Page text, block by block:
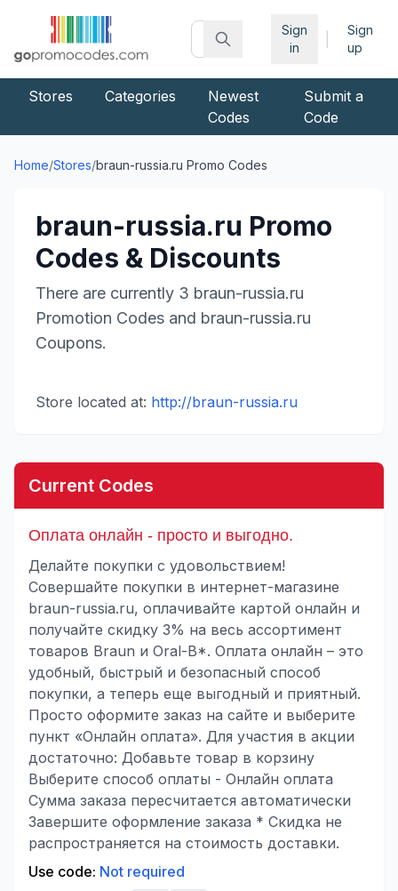
Sign
in
Sign
up
Stores Categories
Newest
Codes
Submit a
Code
Home/Stores/braun-russia.ru Promo Codes
braun-russia.ru Promo
Codes & Discounts
There are currently 3 braun-russia.ru
Promotion Codes and braun-russia.ru
Coupons.
Store located at: http://braun-russia.ru
Current Codes
Оплата онлайн - просто и выгодно.
Делайте покупки с удовольствием!
Совершайте покупки в интернет-магазине
braun-russia.ru, оплачивайте картой онлайн и
получайте скидку 3% на весь ассортимент
товаров Braun и Oral-B*. Оплата онлайн – это
удобный, быстрый и безопасный способ
покупки, а теперь еще выгодный и приятный.
Просто оформите заказ на сайте и выберите
пункт «Онлайн оплата». Для участия в акции
достаточно: Добавьте товар в корзину
Выберите способ оплаты - Онлайн оплата
Сумма заказа пересчитается автоматически
Завершите оформление заказа * Скидка не
распространяется на стоимость доставки.
Use code: Not required